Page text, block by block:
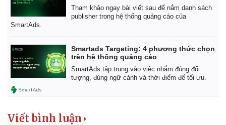
Pháp luật
Tham khảo ngay bài viết sau để nắm danh sách
publisher trong hệ thống quảng cáo của
SmartAds.
Smartads Targeting: 4 phương thức chọn
trên hệ thống quảng cáo
SmartAds tập trung vào việc nhắm đúng đối
tượng, đúng ngữ cảnh và thời điểm để tối ưu.
Viết bình luận